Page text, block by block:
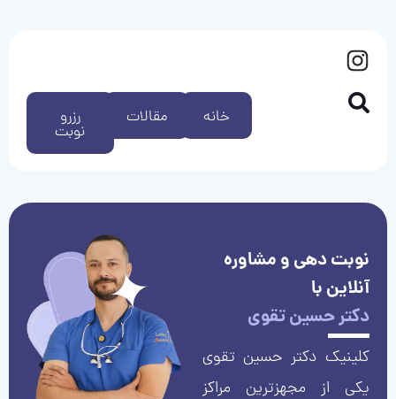
رزرو
نوبت
مقالات خانه
نوبت دهی و مشاوره
آنلاین با
دکتر حسین تقوی
کلینیک دکتر حسین تقوی
یکی از مجهزترین مراکز